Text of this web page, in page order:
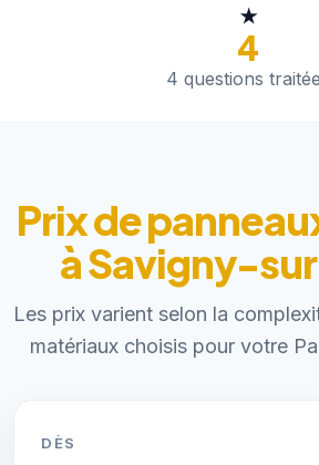
★
4
4 questions
Prix de
à Savigny-
Les prix varient selon la
matériaux choisis pour votre
DÈS